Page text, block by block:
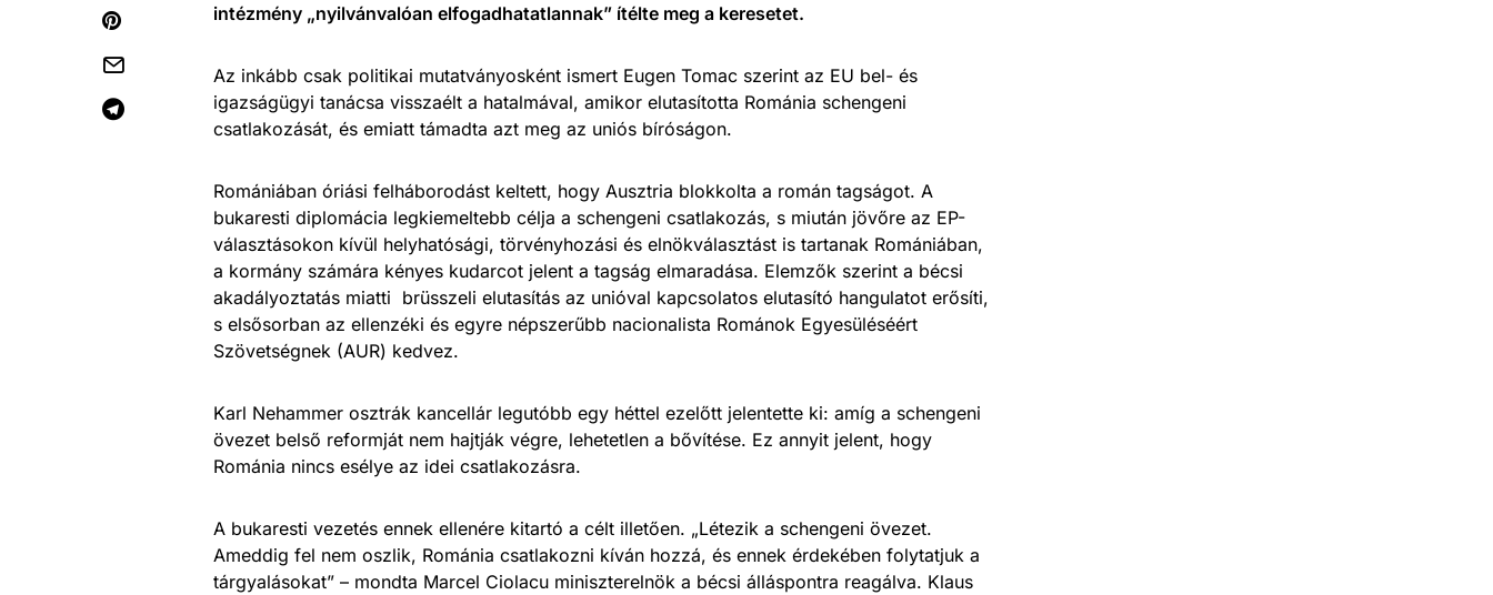
intézmény „nyilvánvalóan elfogadhatatlannak” ítélte meg a keresetet.
Az inkább csak politikai mutatványosként ismert Eugen Tomac szerint az EU bel- és
igazságügyi tanácsa visszaélt a hatalmával, amikor elutasította Románia schengeni
csatlakozását, és emiatt támadta azt meg az uniós bíróságon.
Romániában óriási felháborodást keltett, hogy Ausztria blokkolta a román tagságot. A
bukaresti diplomácia legkiemeltebb célja a schengeni csatlakozás, s miután jövőre az EP-
választásokon kívül helyhatósági, törvényhozási és elnökválasztást is tartanak Romániában,
a kormány számára kényes kudarcot jelent a tagság elmaradása. Elemzők szerint a bécsi
akadályoztatás miatti brüsszeli elutasítás az unióval kapcsolatos elutasító hangulatot erősíti,
s elsősorban az ellenzéki és egyre népszerűbb nacionalista Románok Egyesüléséért
Szövetségnek (AUR) kedvez.
Karl Nehammer osztrák kancellár legutóbb egy héttel ezelőtt jelentette ki: amíg a schengeni
övezet belső reformját nem hajtják végre, lehetetlen a bővítése. Ez annyit jelent, hogy
Románia nincs esélye az idei csatlakozásra.
A bukaresti vezetés ennek ellenére kitartó a célt illetően. „Létezik a schengeni övezet.
Ameddig fel nem oszlik, Románia csatlakozni kíván hozzá, és ennek érdekében folytatjuk a
tárgyalásokat” – mondta Marcel Ciolacu miniszterelnök a bécsi álláspontra reagálva. Klaus